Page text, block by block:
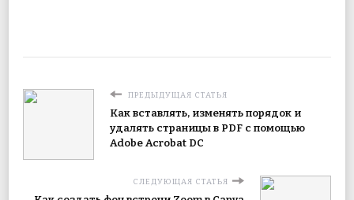
ПРЕДЫДУЩАЯ СТАТЬЯ
Как вставлять, изменять порядок и
удалять страницы в PDF с помощью
Adobe Acrobat DC
СЛЕДУЮЩАЯ СТАТЬЯ